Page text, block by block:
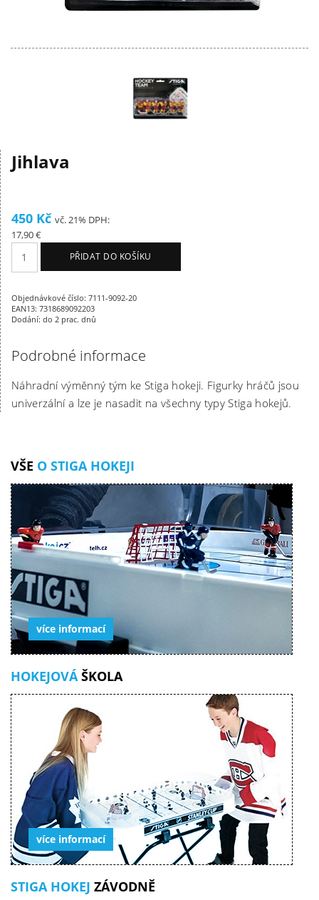
Jihlava
450 Kč vč. 21% DPH:
17,90 €
PŘIDAT DO KOŠÍKU
Objednávkové číslo: 7111-9092-20
EAN13: 7318689092203
Dodání: do 2 prac. dnů
Podrobné informace
Náhradní výměnný tým ke Stiga hokeji. Figurky hráčů jsou
univerzální a lze je nasadit na všechny typy Stiga hokejů.
VŠE O STIGA HOKEJI
více informací
HOKEJOVÁ ŠKOLA
více informací
STIGA HOKEJ ZÁVODNĚ